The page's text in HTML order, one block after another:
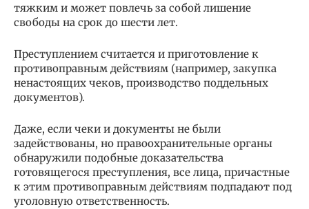
тяжким и может повлечь за собой лишение
свободы на срок до шести лет.
Преступлением считается и приготовление к
противоправным действиям (например, закупка
ненастоящих чеков, производство поддельных
документов).
Даже, если чеки и документы не были
задействованы, но правоохранительные органы
обнаружили подобные доказательства
готовящегося преступления, все лица, причастные
к этим противоправным действиям подпадают под
уголовную ответственность.